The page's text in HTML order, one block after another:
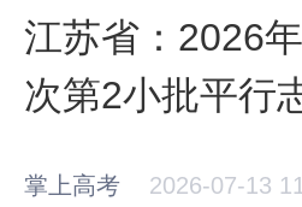
江苏省：2026
次第2小批平行
掌上高考 2026-07-13